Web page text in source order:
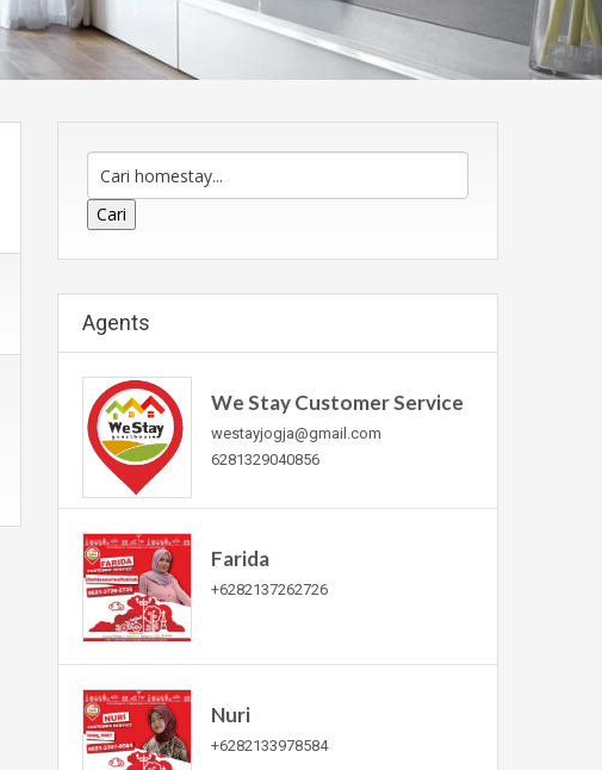
Cari
Agents
We Stay Customer Service
westayjogja@gmail.com
6281329040856
Farida
+6282137262726
Nuri
+6282133978584